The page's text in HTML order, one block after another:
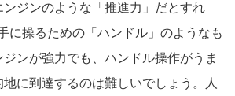
ジンのような「推進力」だとすれ
に操るための「ハンドル」のようなも
ンが強力でも、ハンドル操作がうま
地に到達するのは難しいでしょう。人